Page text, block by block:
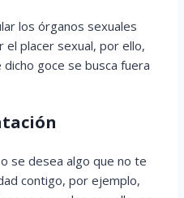
los órganos sexuales
placer sexual, por ello,
goce se busca fuera
se desea algo que no te
contigo, por ejemplo,